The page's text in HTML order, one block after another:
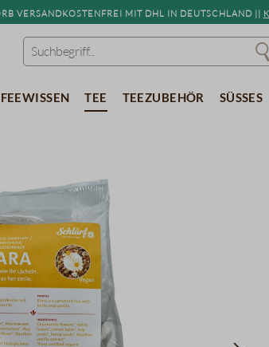
versandkostenfrei mit DHL in Deutschland ||
Tee Teezubehör Süßes